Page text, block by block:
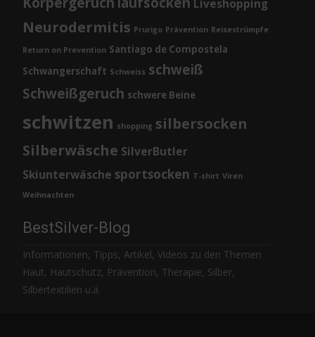
Liveshopping
Neurodermitis Prurigo Prävention Reisestrümpfe
Return on Prevention Santiago de Compostela
Schwangerschaft Schweiss schweiß
Schweißgeruch schwere Beine
schwitzen shopping silbersocken
Silberwäsche SilverButler
Skiunterwäsche sportsocken T-shirt Viren
Weihnachten
BestSilver-Blog
Informationen, Tipps, Artikel, Videos zu den Themen
Haut, Hautschutz, Prävention, Therapie, Silber,
Silbertextilien u.ä.